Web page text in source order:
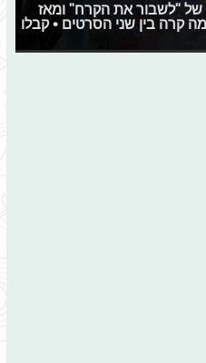
של "לשבור את הקרח" ומאז
קרה בין שני הסרטים • קבלו